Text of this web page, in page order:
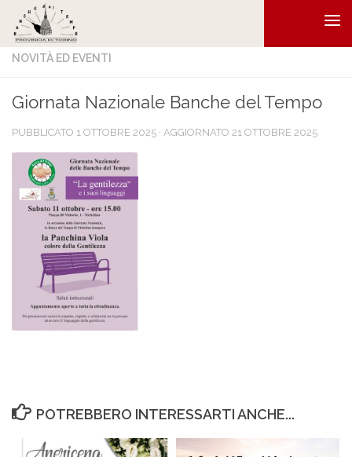
Salta al contenuto
NOVITÀ ED EVENTI
Giornata Nazionale Banche del Tempo
PUBBLICATO 1 OTTOBRE 2025 · AGGIORNATO 21 OTTOBRE 2025
POTREBBERO INTERESSARTI ANCHE...